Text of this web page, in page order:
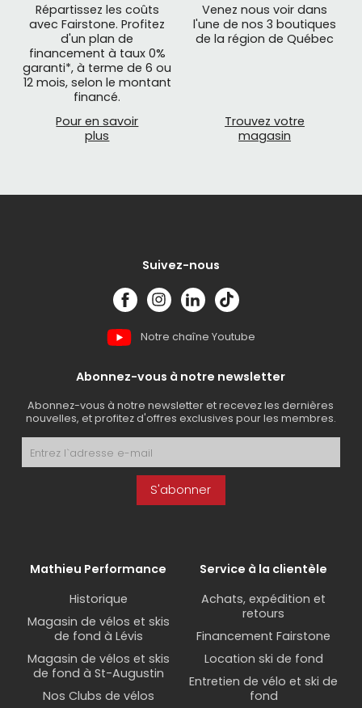
Répartissez les coûts
avec Fairstone. Profitez
d'un plan de
financement à taux 0%
garanti*, à terme de 6 ou
12 mois, selon le montant
financé.
Pour en savoir
plus
Venez nous voir dans
l'une de nos 3 boutiques
de la région de Québec
Trouvez votre
magasin
Suivez-nous
Notre chaîne Youtube
Abonnez-vous à notre newsletter
Abonnez-vous à notre newsletter et recevez les dernières
nouvelles, et profitez d'offres exclusives pour les membres.
S'abonner
Mathieu Performance
Historique
Magasin de vélos et skis
de fond à Lévis
Magasin de vélos et skis
de fond à St-Augustin
Nos Clubs de vélos
Service à la clientèle
Achats, expédition et
retours
Financement Fairstone
Location ski de fond
Entretien de vélo et ski de
fond